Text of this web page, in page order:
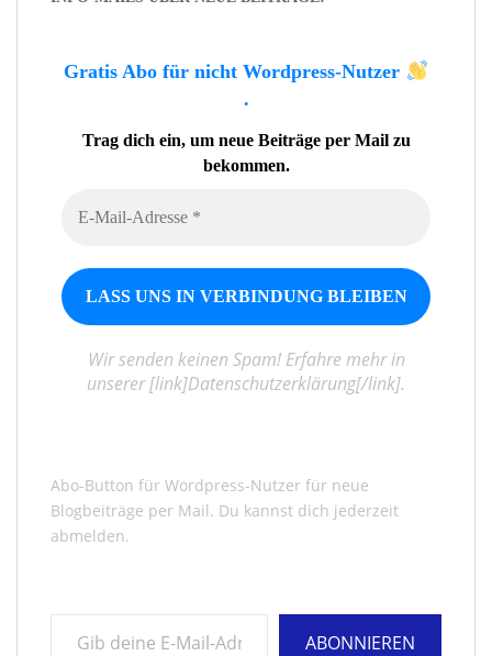
Gratis Abo für nicht Wordpress-Nutzer
.
Trag dich ein, um neue Beiträge per Mail zu
bekommen.
Wir senden keinen Spam! Erfahre mehr in
unserer [link]Datenschutzerklärung[/link].
Abo-Button für Wordpress-Nutzer für neue
Blogbeiträge per Mail. Du kannst dich jederzeit
abmelden.
ABONNIEREN